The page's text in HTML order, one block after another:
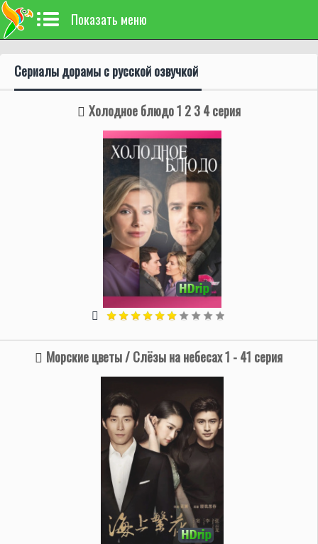
Показать меню
Сериалы дорамы с русской озвучкой
Холодное блюдо 1 2 3 4 серия
Морские цветы / Слёзы на небесах 1 - 41 серия